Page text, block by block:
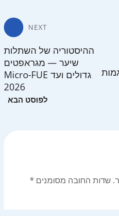
NEXT
ההיסטוריה של השתלות
שיער — מגראפטים
גדולים ועד Micro-FUE
2026
שדות החובה מסומנים*